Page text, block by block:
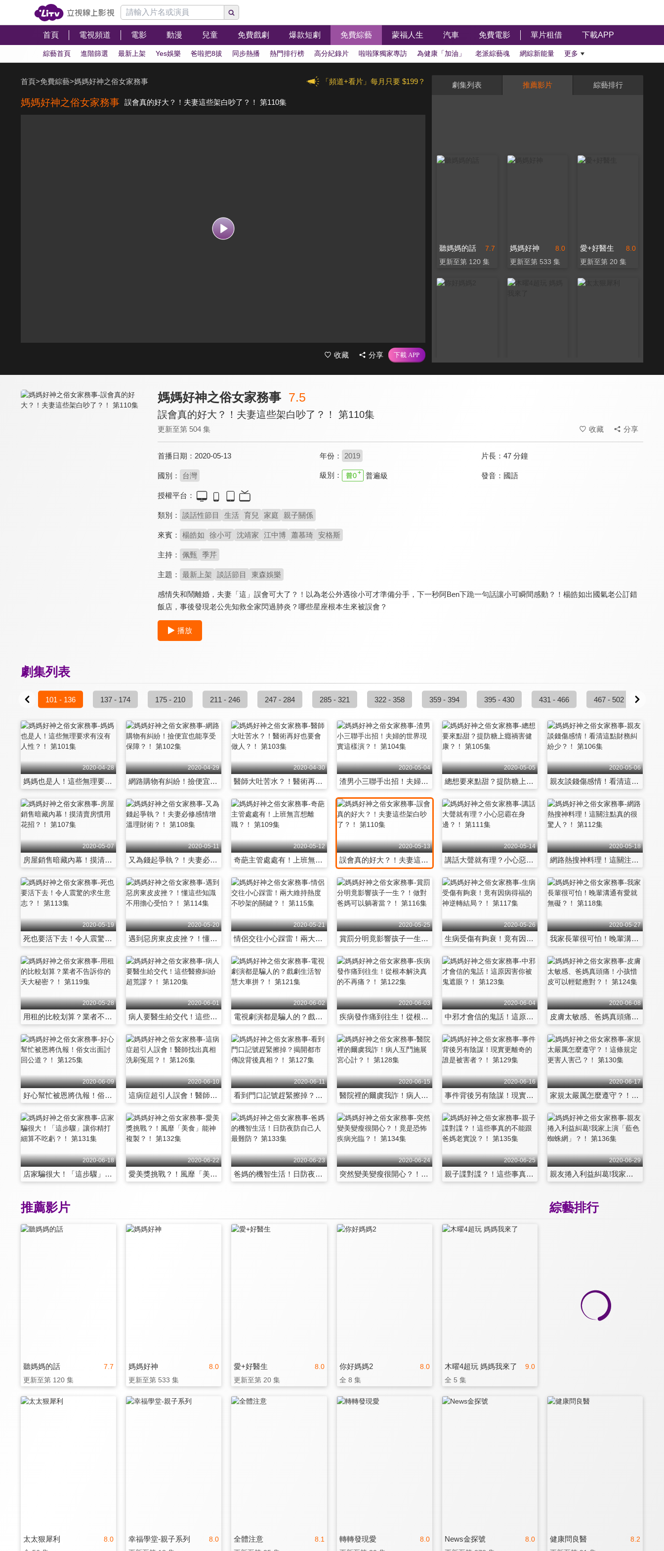
首頁 電視頻道 電影 動漫 兒童 免費戲劇 爆款短劇 免費綜藝 蒙福人生 汽車 免費電影 單片租借 下載APP
綜藝首頁 進階篩選 最新上架 Yes娛樂 爸啦把8拔 同步熱播 熱門排行榜 高分紀錄片 啦啦隊獨家專訪 為健康「加油」 老派綜藝魂 網綜新能量 更多
「頻道+看片」每月只要 $199？
首頁>免費綜藝>媽媽好神之俗女家務事
媽媽好神之俗女家務事 誤會真的好大？！夫妻這些架白吵了？！ 第110集
收藏 分享
劇集列表 推薦影片 綜藝排行
7.7
聽媽媽的話
更新至第 120 集
8.0
媽媽好神
更新至第 533 集
8.0
愛+好醫生
更新至第 20 集
媽媽好神之俗女家務事 7.5
誤會真的好大？！夫妻這些架白吵了？！ 第110集
更新至第 504 集 收藏 分享
首播日期： 2020-05-13 年份： 2019 片長：47 分鐘
國別： 台灣 級別： 普遍級 發音： 國語
授權平台：
類別： 談話性節目 生活 育兒 家庭 親子關係
來賓： 楊皓如 徐小可 沈靖家 江中博 蕭慕琦 安格斯
主持： 佩甄 季芹
主題： 最新上架 談話節目 東森娛樂
感情失和鬧離婚，夫妻「這」誤會可大了？！以為老公外遇徐小可才準備分手，下一秒阿Ben下跪一句話讓小可瞬間感動？！楊皓如出國氣老公訂錯
飯店，事後發現老公先知救全家閃過肺炎？哪些星座根本生來被誤會？
播放
劇集列表
101 - 136 137 - 174 175 - 210 211 - 246 247 - 284 285 - 321 322 - 358 359 - 394 395 - 430 431 - 466 467 - 502
2020-04-28
媽媽也是人！這些無理要求有沒有人性？！ 第101集
2020-04-29
網路購物有糾紛！撿便宜也能享受保障？！ 第102集
2020-04-30
醫師大吐苦水？！醫術再好也要會做人？！ 第103集
2020-05-04
渣男小三聯手出招！夫婦的世界現實這樣演？！ 第104集
2020-05-05
總想要來點甜？提防糖上癮禍害健康？！ 第105集
2020-05-06
親友談錢傷感情！看清這點財務糾紛少？！ 第106集
2020-05-07
房屋銷售暗藏內幕！摸清賣房慣用花招？！ 第107集
2020-05-11
又為錢起爭執？！夫妻必修感情增溫理財術？！ 第108集
2020-05-12
奇葩主管處處有！上班無言想離職？！ 第109集
2020-05-13
誤會真的好大？！夫妻這些架白吵了？！ 第110集
2020-05-14
講話大聲就有理？小心惡霸在身邊？！ 第111集
2020-05-18
網路熱搜神料理！這關注點真的很驚人？！ 第112集
2020-05-19
死也要活下去！令人震驚的求生意志？！ 第113集
2020-05-20
遇到惡房東皮皮挫？！懂這些知識不用擔心受怕？！ 第114集
2020-05-21
情侶交往小心踩雷！兩大維持熱度不吵架的關鍵？！ 第115集
2020-05-25
賞罰分明竟影響孩子一生？！做對爸媽可以躺著當？！ 第116集
2020-05-26
生病受傷有夠衰！竟有因病得福的神逆轉結局？！ 第117集
2020-05-27
我家長輩很可怕！晚輩溝通有愛就無礙？！ 第118集
2020-05-28
用租的比較划算？業者不告訴你的天大秘密？！ 第119集
2020-06-01
病人要醫生給交代！這些醫療糾紛超荒謬？！ 第120集
2020-06-02
電視劇演都是騙人的？戲劇生活智慧大車拼？！ 第121集
2020-06-03
疾病發作痛到往生！從根本解決真的不再痛？！ 第122集
2020-06-04
中邪才會信的鬼話！這原因害你被鬼遮眼？！ 第123集
2020-06-08
皮膚太敏感、爸媽真頭痛！小孩惜皮可以輕鬆應對？！ 第124集
2020-06-09
好心幫忙被恩將仇報！俗女出面討回公道？！ 第125集
2020-06-10
這病症超引人誤會！醫師找出真相洗刷冤屈？！ 第126集
2020-06-11
看到門口記號趕緊擦掉？揭開都市傳說背後真相？！ 第127集
2020-06-15
醫院裡的爾虞我詐！病人互鬥施展宮心計？！ 第128集
2020-06-16
事件背後另有陰謀！現實更離奇的誰是被害者？！ 第129集
2020-06-17
家規太嚴厲怎麼遵守？！這條規定更害人害己？！ 第130集
2020-06-18
店家騙很大！「這步驟」讓你精打細算不吃虧？！ 第131集
2020-06-22
愛美獎挑戰？！風靡「美食」能神複製？！ 第132集
2020-06-23
爸媽的機智生活！日防夜防自己人最難防？ 第133集
2020-06-24
突然變美變瘦很開心？！竟是恐怖疾病光臨？！ 第134集
2020-06-25
親子諜對諜？！這些事真的不能跟爸媽老實說？！ 第135集
2020-06-29
親友捲入利益糾葛!我家上演「藍色蜘蛛網」？！ 第136集
綜藝排行
推薦影片
7.7
聽媽媽的話
更新至第 120 集
8.0
媽媽好神
更新至第 533 集
8.0
愛+好醫生
更新至第 20 集
8.0
你好媽媽2
全 8 集
9.0
木曜4超玩 媽媽我來了
全 5 集
8.0
太太狠犀利 8.0
幸福學堂-親子系列 8.1
全體注意 8.0
轉轉發現愛 8.0
News金探號 8.2
健康問良醫